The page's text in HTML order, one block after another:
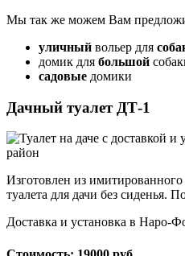
Мы так же можем Вам
уличный вольер для
домик для большой
садовые домики
Дачный туалет ДТ-1
Изготовлен из
туалета для дачи без сиденья.
Доставка и установка в Наро-